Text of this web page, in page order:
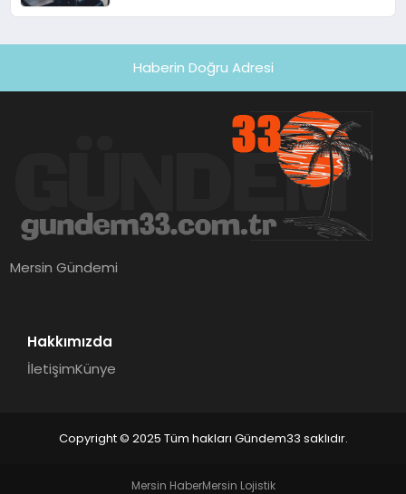
Haberin Doğru Adresi
Mersin Gündemi
Hakkımızda
İletişimKünye
Copyright © 2025 Tüm hakları Gündem33 saklıdır.
Mersin HaberMersin Lojistik